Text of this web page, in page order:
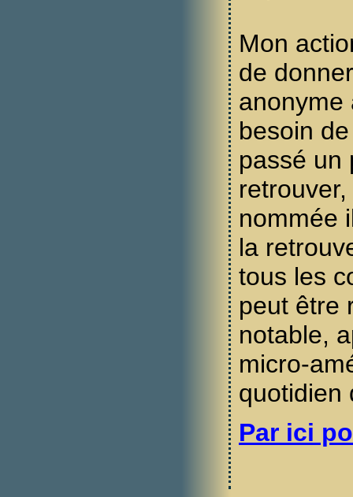
Mon
de
anonyme
besoin
passé un
nommée
la
tous les
peut être
notable,
micro-
quotidien
Par ici